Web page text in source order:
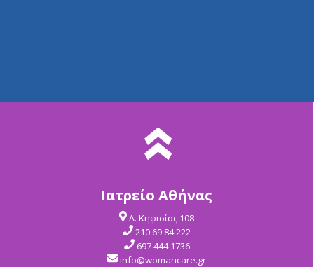
Ιατρείο Αθήνας
Λ. Κηφισίας 108
210 69 84 222
697 444 1736
info@womancare.gr